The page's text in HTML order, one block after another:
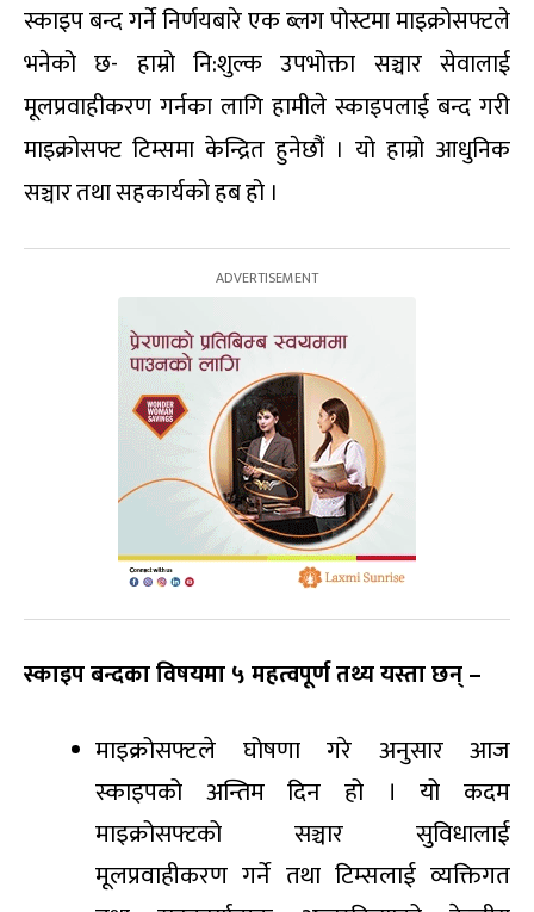
स्काइप बन्द गर्ने निर्णयबारे एक ब्लग पोस्टमा माइक्रोसफ्टले
भनेको छ- हाम्रो नि:शुल्क उपभोक्ता सञ्चार सेवालाई
मूलप्रवाहीकरण गर्नका लागि हामीले स्काइपलाई बन्द गरी
माइक्रोसफ्ट टिम्समा केन्द्रित हुनेछौं । यो हाम्रो आधुनिक
सञ्चार तथा सहकार्यको हब हो ।
स्काइप बन्दका विषयमा ५ महत्वपूर्ण तथ्य यस्ता छन् –
माइक्रोसफ्टले घोषणा गरे अनुसार आज
स्काइपको अन्तिम दिन हो । यो कदम
माइक्रोसफ्टको सञ्चार सुविधालाई
मूलप्रवाहीकरण गर्ने तथा टिम्सलाई व्यक्तिगत